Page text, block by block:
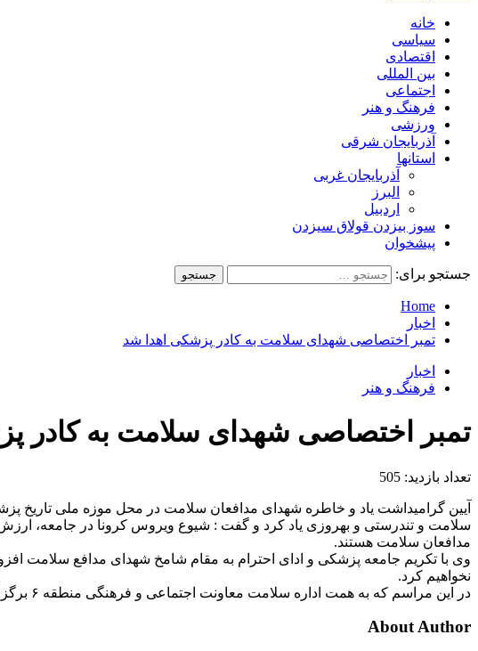
خانه
سیاسی
اقتصادی
بین المللی
اجتماعی
فرهنگ و هنر
ورزشی
آذربایجان شرقی
استانها
آذربایجان غربی
البرز
اردبیل
سوز بیزدن قولاق سیزدن
پیشخوان
جستجو برای:
Home
اخبار
تمبر اختصاصی شهدای سلامت به کادر پزشکی اهدا شد
اخبار
فرهنگ و هنر
تمبر اختصاصی شهدای سلامت به کادر
تعداد بازدید: 505
سلامت و تندرستی و بهروزی یاد کرد و گفت : شیوع ویروس کرونا در جامعه،
مدافعان سلامت هستند.
وی با تکریم جامعه پزشکی و ادای احترام به مقام شامخ شهدای مدافع سلامت
نخواهیم کرد.
در این مراسم که به همت اداره سلامت معاونت اجتماعی و فرهنگی منطقه ۶ برگزار شد، تمبر یادبود شهدای مدافع سلامت به کادر پزشکی قلب پایتخت اهدا شد.
About Author